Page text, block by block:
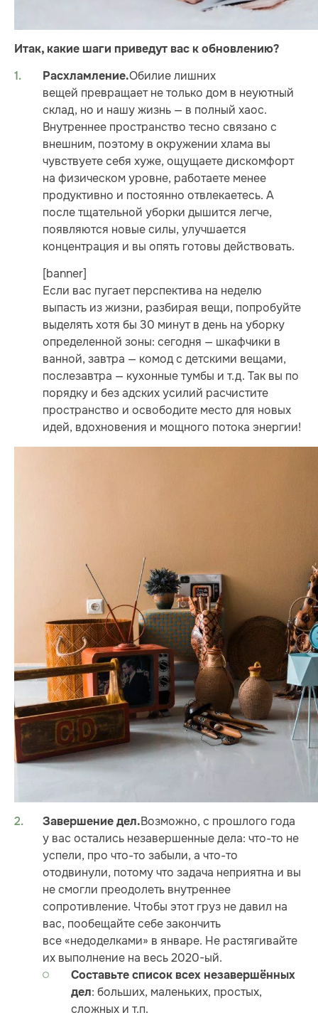
Итак, какие шаги приведут вас к обновлению?
Расхламление.Обилие лишних
вещей превращает не только дом в неуютный
склад, но и нашу жизнь — в полный хаос.
Внутреннее пространство тесно связано с
внешним, поэтому в окружении хлама вы
чувствуете себя хуже, ощущаете дискомфорт
на физическом уровне, работаете менее
продуктивно и постоянно отвлекаетесь. А
после тщательной уборки дышится легче,
появляются новые силы, улучшается
концентрация и вы опять готовы действовать.
[banner]
Если вас пугает перспектива на неделю
выпасть из жизни, разбирая вещи, попробуйте
выделять хотя бы 30 минут в день на уборку
определенной зоны: сегодня — шкафчики в
ванной, завтра — комод с детскими вещами,
послезавтра — кухонные тумбы и т.д. Так вы по
порядку и без адских усилий расчистите
пространство и освободите место для новых
идей, вдохновения и мощного потока энергии!
Завершение дел.Возможно, с прошлого года
у вас остались незавершенные дела: что-то не
успели, про что-то забыли, а что-то
отодвинули, потому что задача неприятна и вы
не смогли преодолеть внутреннее
сопротивление. Чтобы этот груз не давил на
вас, пообещайте себе закончить
все «недоделками» в январе. Не растягивайте
их выполнение на весь 2020-ый.
Составьте список всех незавершённых
дел: больших, маленьких, простых,
сложных и т.п.